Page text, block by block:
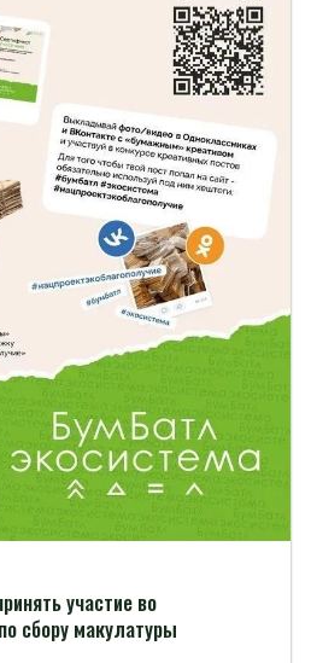
участие во
сбору макулатуры